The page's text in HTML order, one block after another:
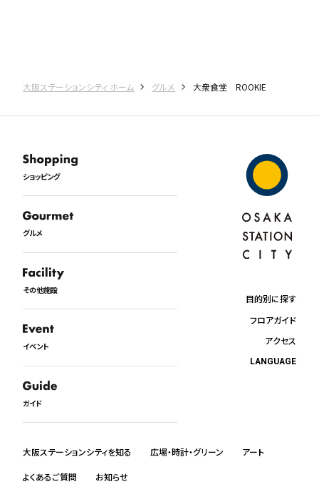
大阪ステーションシティ ホーム グルメ 大衆食堂 ROOKIE
ショッピング
グルメ
その他施設
イベント
ガイド
大阪ステーションシティを知る 広場・時計・グリーン アート
目的別に探す
フロアガイド
アクセス
LANGUAGE
よくあるご質問 お知らせ